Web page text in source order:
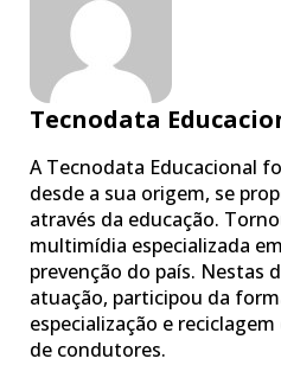
Tecnodata
A Tecnodata Educacional
desde a sua origem, se
através da educação.
multimídia especializada
prevenção do país. Nestas
atuação, participou da
especialização e
de condutores.